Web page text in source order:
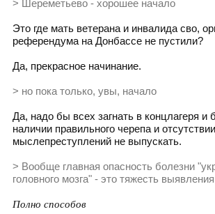
> Шереметьево - хорошее начало
Это где мать ветерана и инвалида сво,
референдума на Донбассе не пустили?
Да, прекрасное начинание.
> но пока только, увы, начало
Да, надо бы всех загнать в концлагеря и
наличии правильного черепа и отсутствии
мыслепреступлений не выпускать.
> Вообще главная опасность болезни
головного мозга" - это тяжесть выявления
Полно способов